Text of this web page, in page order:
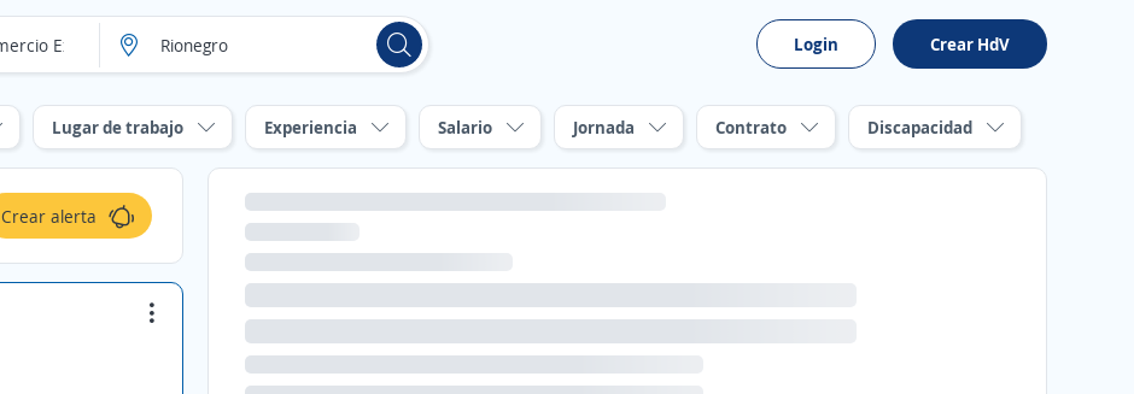
Login Crear HdV
Lugar de trabajo Experiencia Salario Jornada Contrato Discapacidad
Crear alerta